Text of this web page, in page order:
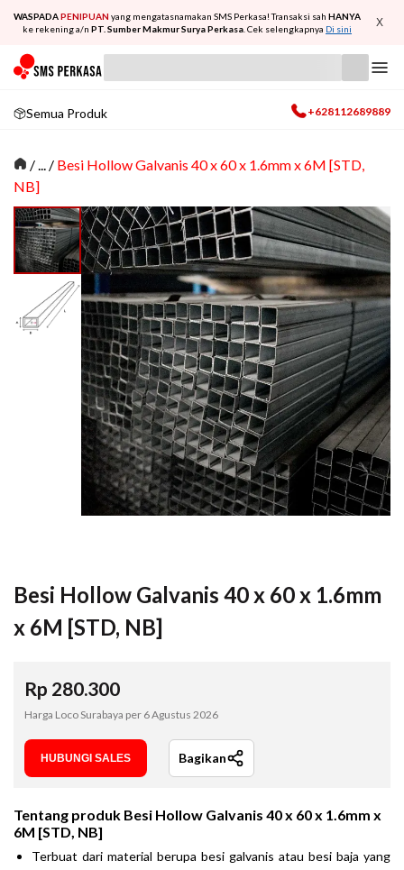
WASPADAPENIPUAN yang mengatasnamakan SMS Perkasa! Transaksi sah HANYA
ke rekening a/n PT. Sumber Makmur Surya Perkasa . Cek selengkapnya Di sini X
Semua Produk +628112689889
/... / Besi Hollow Galvanis 40 x 60 x 1.6mm x 6M [STD,
NB]
Besi Hollow Galvanis 40 x 60 x 1.6mm
x 6M [STD, NB]
Rp 280.300
Harga Loco Surabaya per 6 Agustus 2026
HUBUNGI SALES Bagikan
Tentang produk Besi Hollow Galvanis 40 x 60 x 1.6mm x
6M [STD, NB]
Terbuat dari material berupa besi galvanis atau besi baja yang